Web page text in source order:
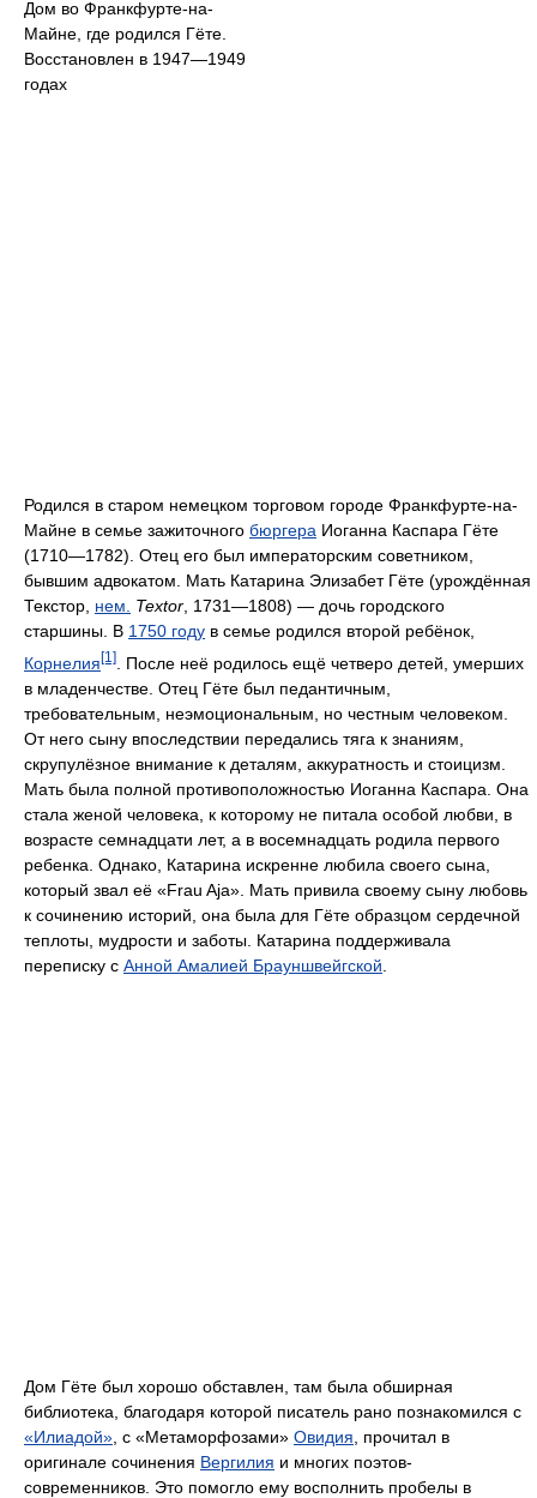
Дом во Франкфурте-на-
Майне, где родился Гёте.
Восстановлен в 1947—1949
годах
Родился в старом немецком торговом городе Франкфурте-на-
Майне в семье зажиточного бюргера Иоганна Каспара Гёте
(1710—1782). Отец его был императорским советником,
бывшим адвокатом. Мать Катарина Элизабет Гёте (урождённая
Текстор, нем. Textor , 1731—1808) — дочь городского
старшины. В 1750 году в семье родился второй ребёнок,
Корнелия[1]
. После неё родилось ещё четверо детей, умерших
в младенчестве. Отец Гёте был педантичным,
требовательным, неэмоциональным, но честным человеком.
От него сыну впоследствии передались тяга к знаниям,
скрупулёзное внимание к деталям, аккуратность и стоицизм.
Мать была полной противоположностью Иоганна Каспара. Она
стала женой человека, к которому не питала особой любви, в
возрасте семнадцати лет, а в восемнадцать родила первого
ребенка. Однако, Катарина искренне любила своего сына,
который звал её «Frau Aja». Мать привила своему сыну любовь
к сочинению историй, она была для Гёте образцом сердечной
теплоты, мудрости и заботы. Катарина поддерживала
переписку с Анной Амалией Брауншвейгской
Дом Гёте был хорошо обставлен, там была обширная
библиотека, благодаря которой писатель рано познакомился с
«Илиадой» , с «Метаморфозами» Овидия , прочитал в
оригинале сочинения Вергилия и многих поэтов-
современников. Это помогло ему восполнить пробелы в